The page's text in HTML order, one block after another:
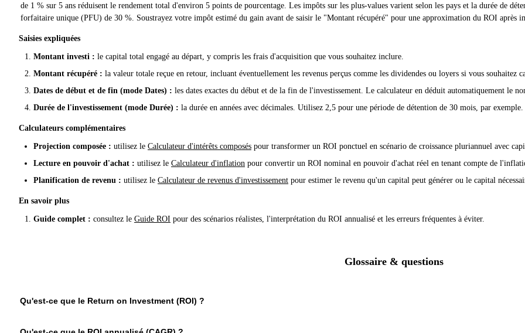
de 1 % sur 5 ans réduisent le rendement total d'environ 5 points de pourcentage. Les impôts sur les plus-values varient selon les pays et la durée de
forfaitaire unique (PFU) de 30 %. Soustrayez votre impôt estimé du gain avant de saisir le "Montant récupéré" pour une approximation du ROI après
Saisies expliquées
Montant investi : le capital total engagé au départ, y compris les frais d'acquisition que vous souhaitez inclure.
Montant récupéré : la valeur totale reçue en retour, incluant éventuellement les revenus perçus comme les dividendes ou loyers si vous souhaitez
Dates de début et de fin (mode Dates) : les dates exactes du début et de la fin de l'investissement. Le calculateur en déduit automatiquement le
Durée de l'investissement (mode Durée) : la durée en années avec décimales. Utilisez 2,5 pour une période de détention de 30 mois, par exemple.
Calculateurs complémentaires
Projection composée : utilisez le Calculateur d'intérêts composés pour transformer un ROI ponctuel en scénario de croissance pluriannuel avec
Lecture en pouvoir d'achat : utilisez le Calculateur d'inflation pour convertir un ROI nominal en pouvoir d'achat réel en tenant compte de
Planification de revenu : utilisez le Calculateur de revenus d'investissement pour estimer le revenu qu'un capital peut générer ou le capital
En savoir plus
Guide complet : consultez le Guide ROI pour des scénarios réalistes, l'interprétation du ROI annualisé et les erreurs fréquentes à éviter.
Glossaire & questions
Qu'est-ce que le Return on Investment (ROI) ?
Le ROI est un indicateur de rentabilité qui exprime le gain ou la perte en pourcentage du montant investi. La formule est (Montant